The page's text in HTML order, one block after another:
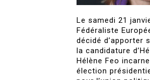
Le samedi 21
Fédéraliste
décidé d’apporter
la candidature
Hélène Feo
élection